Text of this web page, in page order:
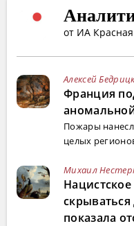
от ИА
Алексей
Франция
Пожары
целых
Михаил
показала